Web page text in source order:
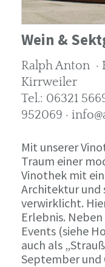
Wein &
Ralph Anton ·
Kirrweiler
Tel.: 06321
952069 ·
Mit unserer
Traum einer
Vinothek mit
Architektur und
verwirklicht.
Erlebnis.
Events (siehe
auch als
September